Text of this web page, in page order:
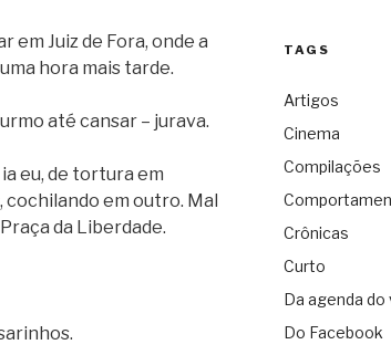
em Juiz de Fora, onde a
hora mais tarde.
até cansar – jurava.
eu, de tortura em
em outro. Mal
da Liberdade.
TAGS
Artigos
Cinema
Compilações
Crônicas
Curto
Da agenda do
Do Facebook